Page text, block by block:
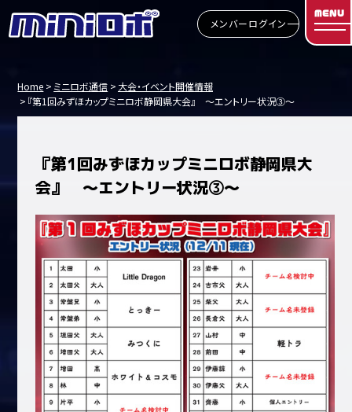
メンバーログイン
MENU
Home ミニロボ通信
大会・イベント開催情報
『第1回みずほカップミニロボ静岡県大会』 ～エントリー状況③～
『第1回みずほカップミニロボ静岡県大
会』 ～エントリー状況③～